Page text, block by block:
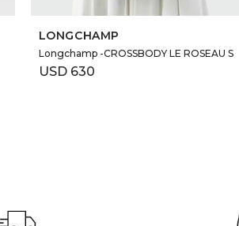
SELECCIONAR TALLE
LONGCHAMP
Longchamp -CROSSBODY LE ROSEAU S
USD 630